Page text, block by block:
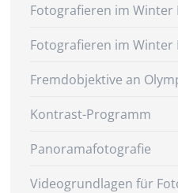
Fotografieren im Winter I
Fotografieren im Winter
Fremdobjektive an
Kontrast-Programm
Panoramafotografie
Videogrundlagen für